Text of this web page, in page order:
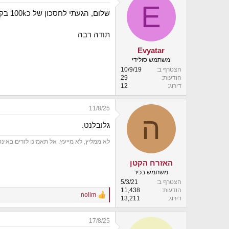
E
Evyatar
משתמש סולידי
הצטרף ב
10/9/19
הודעות
29
דירוג
12
שלום, הגעתי לחסכון של כ100k בקרן ההשתלמות ורציתי לדעת איזה בית השקעות מאפשר לעבור בסכום הזה לIRA?
תודה רבה
ה
האזרח הקטן
משתמש בכיר
הצטרף ב
5/3/21
הודעות
11,438
דירוג
13,211
11/8/25
גלובלנט.
לא ממליץ, לא מייעץ. אל תאמינו לזרים
R
e
c
nolim
17/8/25